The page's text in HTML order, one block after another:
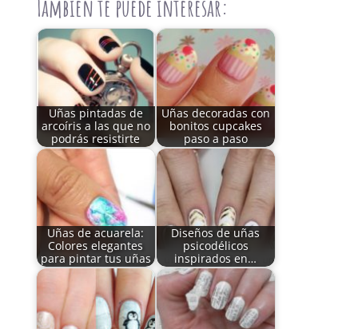
Tambien te puede interesar:
Uñas pintadas de
arcoíris a las que no
podrás resistirte
Uñas decoradas con
bonitos cupcakes
paso a paso
Uñas de acuarela:
Colores elegantes
para pintar tus uñas
Diseños de uñas
psicodélicos
inspirados en…